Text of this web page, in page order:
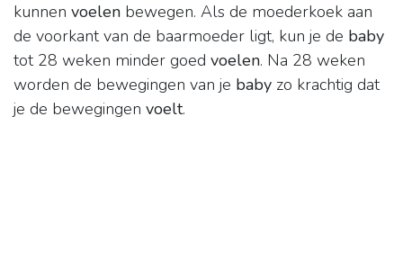
kunnen voelen bewegen. Als de moederkoek aan
de voorkant van de baarmoeder ligt, kun je de baby
tot 28 weken minder goed voelen. Na 28 weken
worden de bewegingen van je baby zo krachtig dat
je de bewegingen voelt.